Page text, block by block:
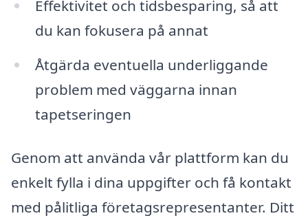
Effektivitet och tidsbesparing, så att
du kan fokusera på annat
Åtgärda eventuella underliggande
problem med väggarna innan
tapetseringen
Genom att använda vår plattform kan du
enkelt fylla i dina uppgifter och få kontakt
med pålitliga företagsrepresentanter. Ditt